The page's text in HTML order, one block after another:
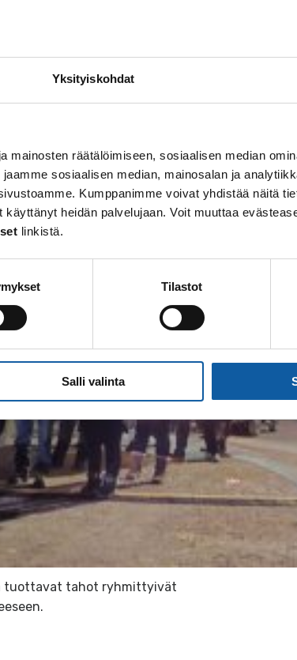
Yksityiskohdat
mainosten räätälöimiseen, sosiaalisen median
sosiaalisen median, mainosalan ja
Kumppanimme voivat yhdistää näitä
käyttänyt heidän palvelujaan. Voit muuttaa
linkistä.
Tilastot
Salli valinta
kuluvana vuonna on ollut ”erikoinen ja
ulkoilmatilaisuuksia. Toivottavasti sääonni
tuottavat tahot ryhmittyivät